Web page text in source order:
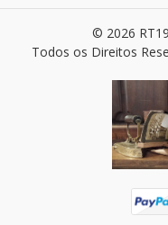
© 2026
Todos os Direitos